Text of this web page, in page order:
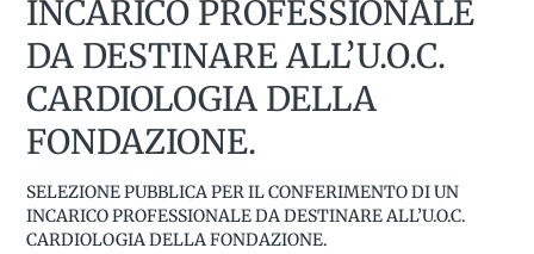
INCARICO PROFESSIONALE
DA DESTINARE ALL’U.O.C.
CARDIOLOGIA DELLA
FONDAZIONE.
SELEZIONE PUBBLICA PER IL CONFERIMENTO DI UN
INCARICO PROFESSIONALE DA DESTINARE ALL’U.O.C.
CARDIOLOGIA DELLA FONDAZIONE.